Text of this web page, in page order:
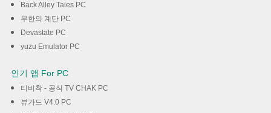
Back Alley Tales PC
무한의 계단 PC
Devastate PC
yuzu Emulator PC
인기 앱 For PC
티비착 - 공식 TV CHAK PC
뷰가드 V4.0 PC